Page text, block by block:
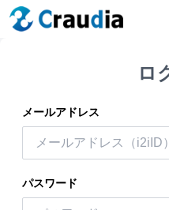
ロ
メールアドレス
パスワード